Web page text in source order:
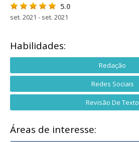
5.0
set. 2021 - set. 2021
Habilidades:
Redação
Redes Sociais
Revisão De Texto
Áreas de interesse: